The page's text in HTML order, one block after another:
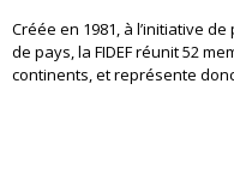
Créée en 1981, à l’initiative
de pays, la FIDEF réunit 52
continents, et représente